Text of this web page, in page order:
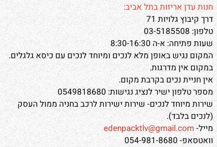
חנות עדן אריזות בתל אביב:
דרך קיבוץ גלויות 71
טלפון: 03-5185508
שעות פתיחה: א-ה 8:30-16:30
המקום נגיש באופן מלא לנכים ומיוחד לנכים עם כיסא גלגלים.
במקום אין מדרגות.
אין חניית נכים בקרבת מקום.
מספר טלפון ישיר לנציג נגישות: 0549818680
שירות מיוחד לנכים- שירות ישירות לרכב בחניה ממול העסק
(לנכים בלבד).
מייל- edenpacktlv@gmail.com
וואטסאפ- 054-981-8680